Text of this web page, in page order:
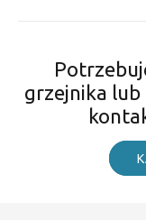
grzejnika lub